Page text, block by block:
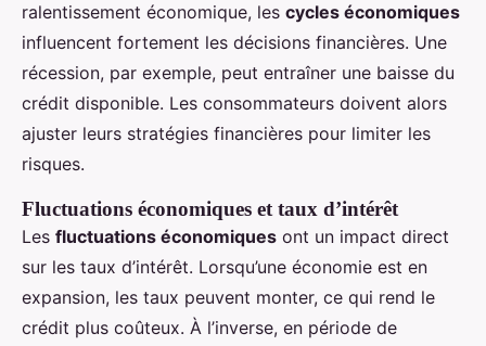
ralentissement économique, les cycles économiques
influencent fortement les décisions financières. Une
récession, par exemple, peut entraîner une baisse du
crédit disponible. Les consommateurs doivent alors
ajuster leurs stratégies financières pour limiter les
risques.
Fluctuations économiques et taux d’intérêt
Les fluctuations économiques ont un impact direct
sur les taux d’intérêt. Lorsqu’une économie est en
expansion, les taux peuvent monter, ce qui rend le
crédit plus coûteux. À l’inverse, en période de